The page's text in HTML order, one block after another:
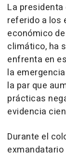
La presidenta
referido a los
económico
climático, ha
enfrenta en
la
la par que
prácticas
evidencia
Durante el